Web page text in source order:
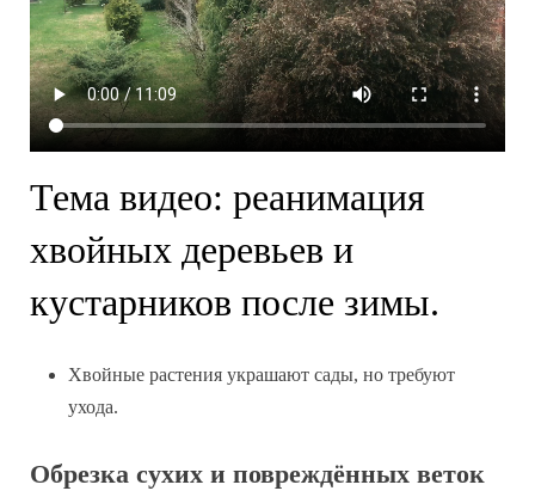
Тема видео: реанимация
хвойных деревьев и
кустарников после зимы.
Хвойные растения украшают сады, но требуют
ухода.
Обрезка сухих и повреждённых веток